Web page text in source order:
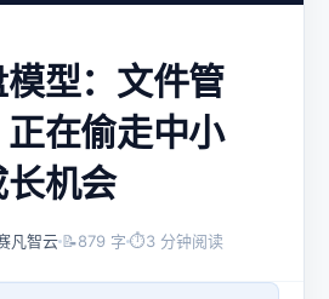
型：文件管
在偷走中小
机会
凡智云 📝879 字 ⏱3 分钟阅读